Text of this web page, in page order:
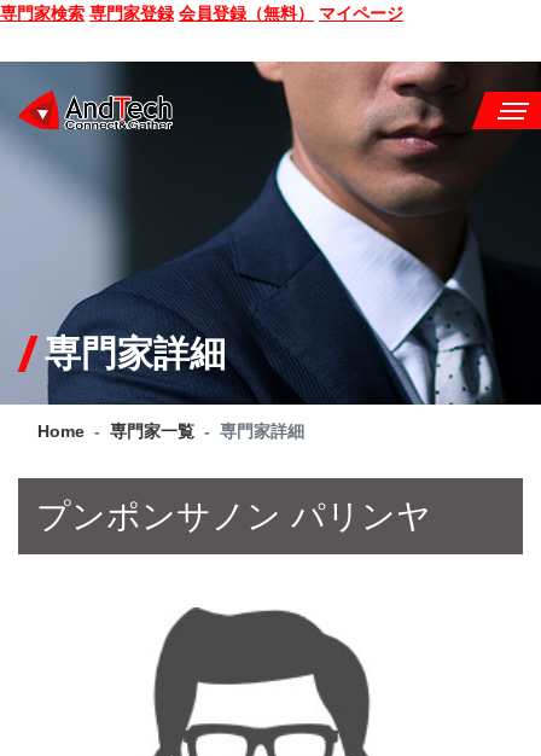
専門家検索 専門家登録 会員登録（無料） マイページ
CONSULTING
SERVICE
COMPANY
Q&A
専門家詳細
Home 専門家一覧 専門家詳細
プンポンサノン パリンヤ